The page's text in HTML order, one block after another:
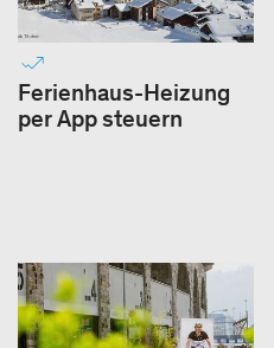
Ferienhaus-Heizung
per App steuern